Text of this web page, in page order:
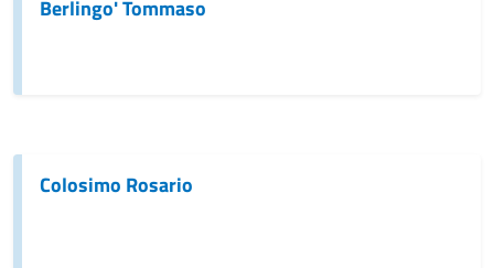
Berlingo' Tommaso
Colosimo Rosario